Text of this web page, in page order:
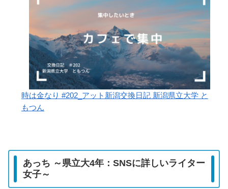
時は金なり #202_アット新潟交換日記 新潟県立大学 と
もつん
あっち ～県立大4年：SNSに詳しいライター
女子～